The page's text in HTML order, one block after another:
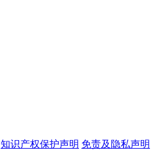
知识产权保护声明 免责及隐私声明